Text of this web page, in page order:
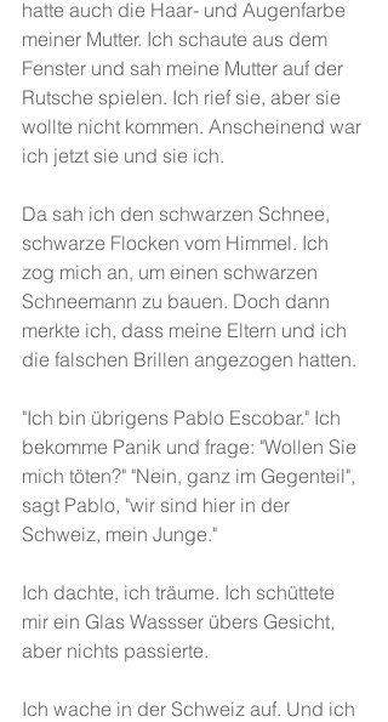
hatte auch die Haar- und Augenfarbe
meiner Mutter. Ich schaute aus dem
Fenster und sah meine Mutter auf der
Rutsche spielen. Ich rief sie, aber sie
wollte nicht kommen. Anscheinend war
ich jetzt sie und sie ich.
Da sah ich den schwarzen Schnee,
schwarze Flocken vom Himmel. Ich
zog mich an, um einen schwarzen
Schneemann zu bauen. Doch dann
merkte ich, dass meine Eltern und ich
die falschen Brillen angezogen hatten.
"Ich bin übrigens Pablo Escobar." Ich
bekomme Panik und frage: "Wollen Sie
mich töten?" "Nein, ganz im Gegenteil",
sagt Pablo, "wir sind hier in der
Schweiz, mein Junge."
Ich dachte, ich träume. Ich schüttete
mir ein Glas Wassser übers Gesicht,
aber nichts passierte.
Ich wache in der Schweiz auf. Und ich